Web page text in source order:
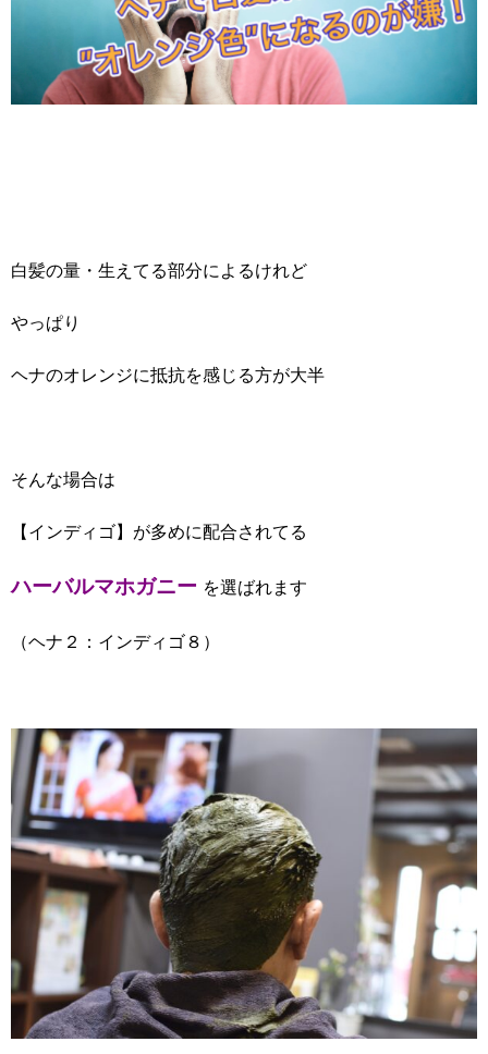
白髪の量・生えてる部分によるけれど
やっぱり
ヘナのオレンジに抵抗を感じる方が大半
そんな場合は
【インディゴ】 が多めに配合されてる
ハーバルマホガニー を選ばれます
（ヘナ２：インディゴ８）